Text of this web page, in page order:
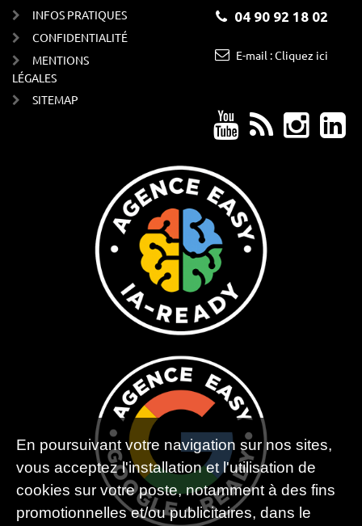
INFOS PRATIQUES
CONFIDENTIALITÉ
MENTIONS
LÉGALES
SITEMAP
04 90 92 18 02
E-mail : Cliquez ici
En poursuivant votre navigation sur nos sites,
vous acceptez l'installation et l'utilisation de
cookies sur votre poste, notamment à des fins
promotionnelles et/ou publicitaires, dans le